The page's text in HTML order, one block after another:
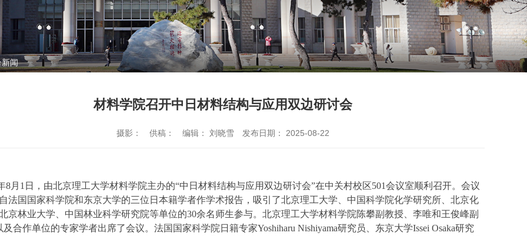
闻
材料学院召开中日材料结构与应用双边研讨会
摄影： 供稿： 编辑： 刘晓雪 发布日期： 2025-08-22
8月 1 日，由北京理工大学材料学院主办的“中日材料结构与应用双边研讨会”在中关村校区501会议室顺利召开。会议
法国国家科学院和东京大学的三位日本籍学者作学术报告，吸引了北京理工大学、中国科学院化学研究所、北京化
京林业大学、中国林业科学研究院等单位的30余名师生参与。北京理工大学材料学院陈攀副教授、李唯和王俊峰副
及合作单位的专家学者出席了会议。法国国家科学院日籍专家Yoshiharu Nishiyama研究员、东京大学Issei Osaka研究